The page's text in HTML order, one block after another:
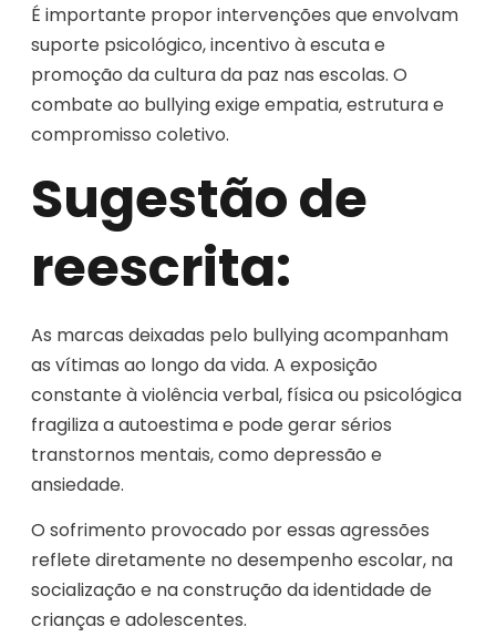
É importante propor intervenções que envolvam
suporte psicológico, incentivo à escuta e
promoção da cultura da paz nas escolas. O
combate ao bullying exige empatia, estrutura e
compromisso coletivo.
Sugestão de
reescrita:
As marcas deixadas pelo bullying acompanham
as vítimas ao longo da vida. A exposição
constante à violência verbal, física ou psicológica
fragiliza a autoestima e pode gerar sérios
transtornos mentais, como depressão e
ansiedade.
O sofrimento provocado por essas agressões
reflete diretamente no desempenho escolar, na
socialização e na construção da identidade de
crianças e adolescentes.